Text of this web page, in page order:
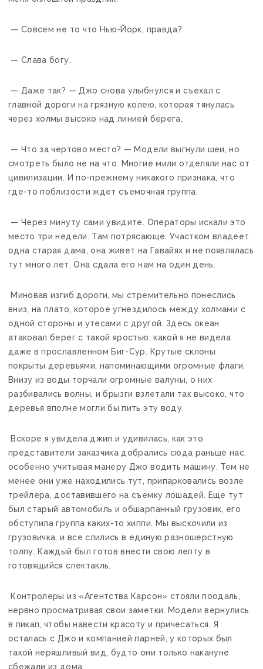
— Совсем не то что Нью-Йорк, правда?
— Слава богу.
— Даже так? — Джо снова улыбнулся и съехал с
главной дороги на грязную колею, которая тянулась
через холмы высоко над линией берега.
— Что за чертово место? — Модели выгнули шеи, но
смотреть было не на что. Многие мили отделяли нас от
цивилизации. И по-прежнему никакого признака, что
где-то поблизости ждет съемочная группа.
— Через минуту сами увидите. Операторы искали это
место три недели. Там потрясающе. Участком владеет
одна старая дама, она живет на Гавайях и не появлялась
тут много лет. Она сдала его нам на один день.
Миновав изгиб дороги, мы стремительно понеслись
вниз, на плато, которое угнездилось между холмами с
одной стороны и утесами с другой. Здесь океан
атаковал берег с такой яростью, какой я не видела
даже в прославленном Биг-Сур. Крутые склоны
покрыты деревьями, напоминающими огромные флаги.
Внизу из воды торчали огромные валуны, о них
разбивались волны, и брызги взлетали так высоко, что
деревья вполне могли бы пить эту воду.
Вскоре я увидела джип и удивилась, как это
представители заказчика добрались сюда раньше нас,
особенно учитывая манеру Джо водить машину. Тем не
менее они уже находились тут, припарковались возле
трейлера, доставившего на съемку лошадей. Еще тут
был старый автомобиль и обшарпанный грузовик, его
обступила группа каких-то хиппи. Мы выскочили из
грузовичка, и все слились в единую разношерстную
толпу. Каждый был готов внести свою лепту в
готовящийся спектакль.
Контролеры из «Агентства Карсон» стояли поодаль,
нервно просматривая свои заметки. Модели вернулись
в пикап, чтобы навести красоту и причесаться. Я
осталась с Джо и компанией парней, у которых был
такой неряшливый вид, будто они только накануне
сбежали из дома.